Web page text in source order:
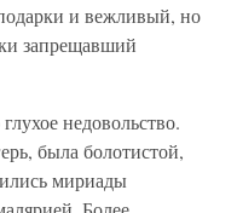
и вежливый, но
запрещавший
недовольство.
была болотистой,
мириады